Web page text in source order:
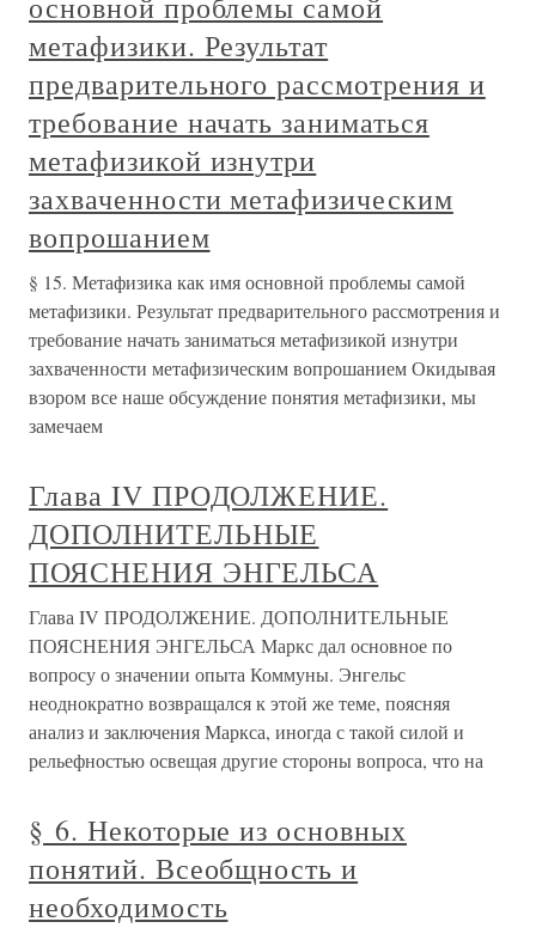
метафизики. Результат
предварительного рассмотрения и
требование начать заниматься
метафизикой изнутри
захваченности метафизическим
вопрошанием
§ 15. Метафизика как имя основной проблемы самой
метафизики. Результат предварительного рассмотрения и
требование начать заниматься метафизикой изнутри
захваченности метафизическим вопрошанием Окидывая
взором все наше обсуждение понятия метафизики, мы
замечаем
Глава IV ПРОДОЛЖЕНИЕ.
ДОПОЛНИТЕЛЬНЫЕ
ПОЯСНЕНИЯ ЭНГЕЛЬСА
Глава IV ПРОДОЛЖЕНИЕ. ДОПОЛНИТЕЛЬНЫЕ
ПОЯСНЕНИЯ ЭНГЕЛЬСА Маркс дал основное по
вопросу о значении опыта Коммуны. Энгельс
неоднократно возвращался к этой же теме, поясняя
анализ и заключения Маркса, иногда с такой силой и
рельефностью освещая другие стороны вопроса, что на
§ 6. Некоторые из основных
понятий. Всеобщность и
необходимость